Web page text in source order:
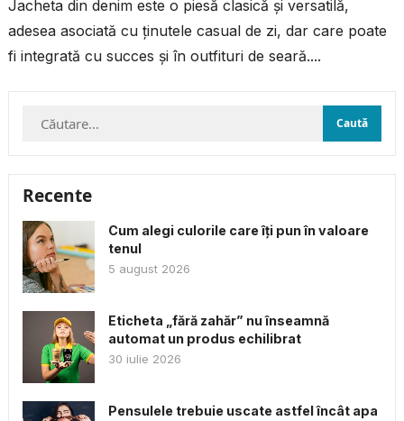
Jacheta din denim este o piesă clasică și versatilă,
adesea asociată cu ținutele casual de zi, dar care poate
fi integrată cu succes și în outfituri de seară....
Caută
Recente
Cum alegi culorile care îți pun în valoare
tenul
5 august 2026
Eticheta „fără zahăr” nu înseamnă
automat un produs echilibrat
30 iulie 2026
Pensulele trebuie uscate astfel încât apa